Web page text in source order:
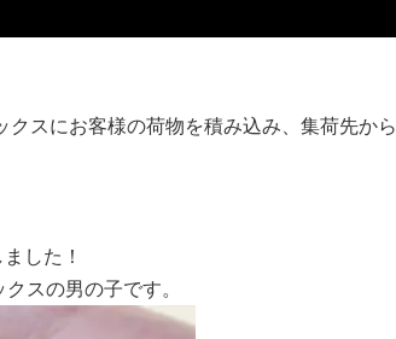
スにお客様の荷物を積み込み、集荷先から
した！
スの男の子です。